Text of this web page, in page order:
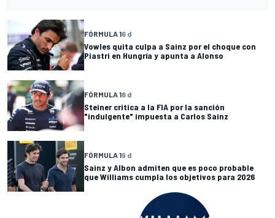
FÓRMULA 16 d
Vowles quita culpa a Sainz por el choque con
Piastri en Hungría y apunta a Alonso
FÓRMULA 18 d
Steiner critica a la FIA por la sanción
"indulgente" impuesta a Carlos Sainz
FÓRMULA 19 d
Sainz y Albon admiten que es poco probable
que Williams cumpla los objetivos para 2026